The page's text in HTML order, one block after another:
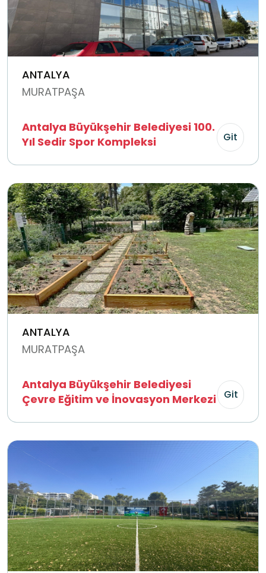
ANTALYA
MURATPAŞA
Antalya Büyükşehir Belediyesi 100.
Yıl Sedir Spor Kompleksi
Git
ANTALYA
MURATPAŞA
Antalya Büyükşehir Belediyesi
Çevre Eğitim ve İnovasyon Merkezi
Git